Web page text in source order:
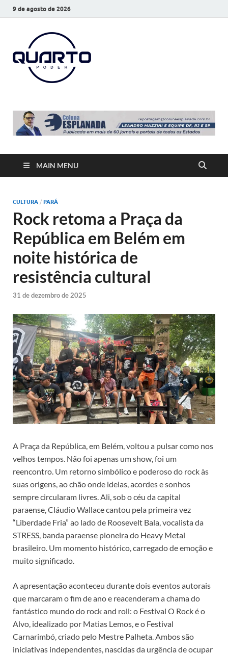
9 de agosto de 2026
MAIN MENU
CULTURA / PARÁ
Rock retoma a Praça da
República em Belém em
noite histórica de
resistência cultural
31 de dezembro de 2025
A Praça da República, em Belém, voltou a pulsar como nos
velhos tempos. Não foi apenas um show, foi um
reencontro. Um retorno simbólico e poderoso do rock às
suas origens, ao chão onde ideias, acordes e sonhos
sempre circularam livres. Ali, sob o céu da capital
paraense, Cláudio Wallace cantou pela primeira vez
“Liberdade Fria” ao lado de Roosevelt Bala, vocalista da
STRESS, banda paraense pioneira do Heavy Metal
brasileiro. Um momento histórico, carregado de emoção e
muito significado.
A apresentação aconteceu durante dois eventos autorais
que marcaram o fim de ano e reacenderam a chama do
fantástico mundo do rock and roll: o Festival O Rock é o
Alvo, idealizado por Matias Lemos, e o Festival
Carnarimbó, criado pelo Mestre Palheta. Ambos são
iniciativas independentes, nascidas da urgência de ocupar